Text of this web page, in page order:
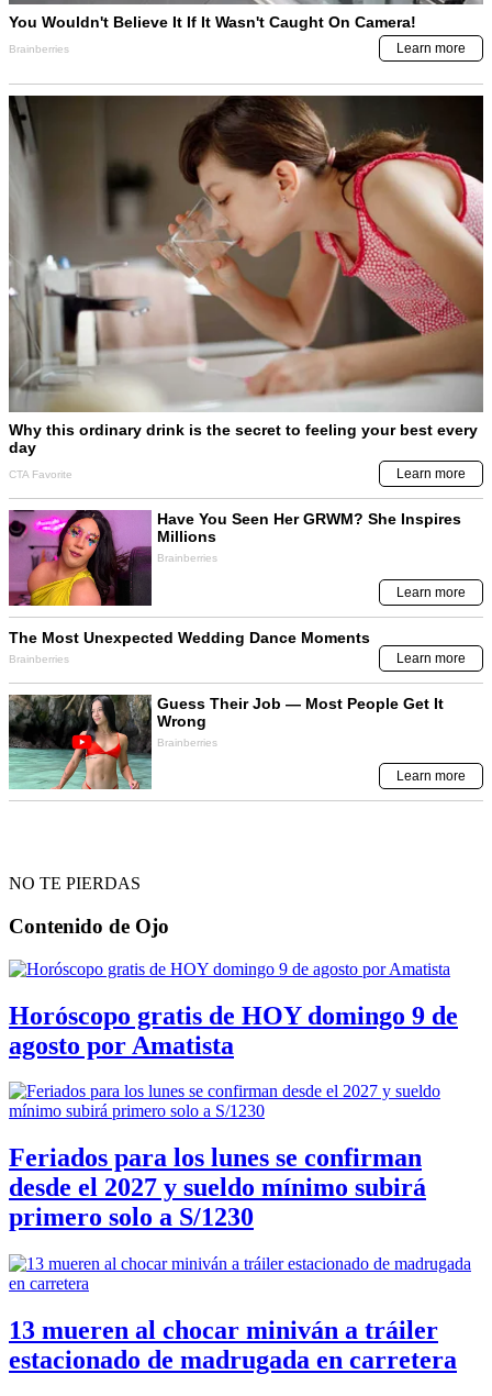
NO TE PIERDAS
Contenido de Ojo
Horóscopo gratis de HOY domingo 9 de
agosto por Amatista
Feriados para los lunes se confirman
desde el 2027 y sueldo mínimo subirá
primero solo a S/1230
13 mueren al chocar miniván a tráiler
estacionado de madrugada en carretera